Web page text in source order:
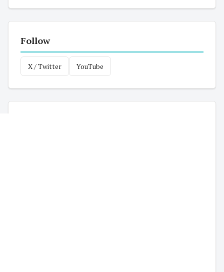
Follow
X / Twitter YouTube